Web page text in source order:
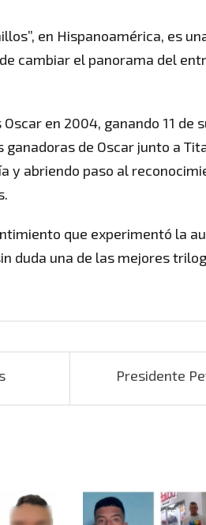
en Hispanoamérica, es
cambiar el panorama del
en 2004, ganando 11 de
de Oscar junto a
y abriendo paso al
que experimentó la
duda una de las mejores
Presidente